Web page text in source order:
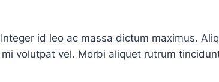
id leo ac massa dictum maximus.
volutpat vel. Morbi aliquet rutrum